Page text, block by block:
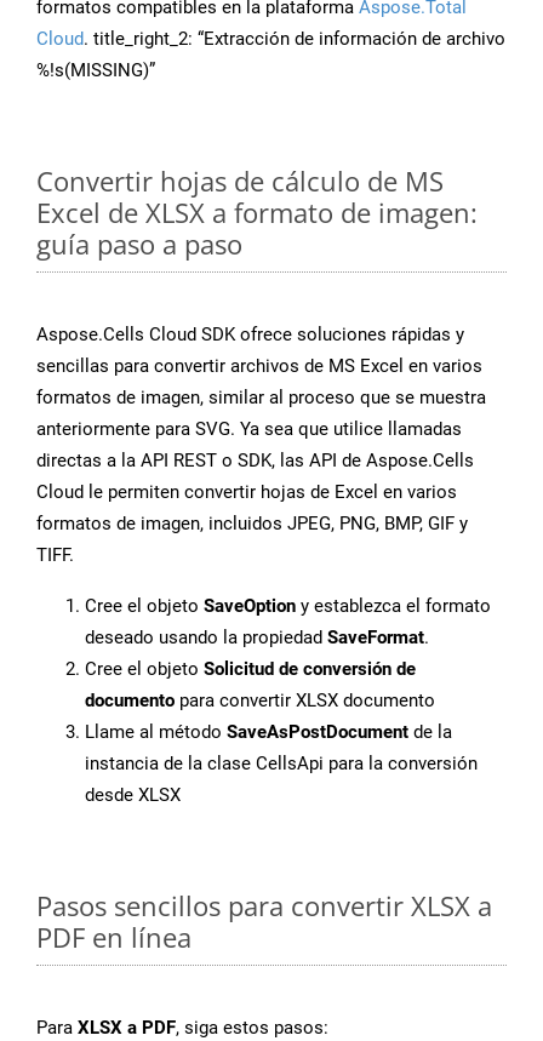
formatos compatibles en la plataforma Aspose.Total
Cloud. title_right_2: “Extracción de información de archivo
%!s(MISSING)”
Convertir hojas de cálculo de MS
Excel de XLSX a formato de imagen:
guía paso a paso
Aspose.Cells Cloud SDK ofrece soluciones rápidas y
sencillas para convertir archivos de MS Excel en varios
formatos de imagen, similar al proceso que se muestra
anteriormente para SVG. Ya sea que utilice llamadas
directas a la API REST o SDK, las API de Aspose.Cells
Cloud le permiten convertir hojas de Excel en varios
formatos de imagen, incluidos JPEG, PNG, BMP, GIF y
TIFF.
Cree el objeto SaveOption y establezca el formato
deseado usando la propiedad SaveFormat.
Cree el objeto Solicitud de conversión de
documento para convertir XLSX documento
Llame al método SaveAsPostDocument de la
instancia de la clase CellsApi para la conversión
desde XLSX
Pasos sencillos para convertir XLSX a
PDF en línea
Para XLSX a PDF, siga estos pasos: